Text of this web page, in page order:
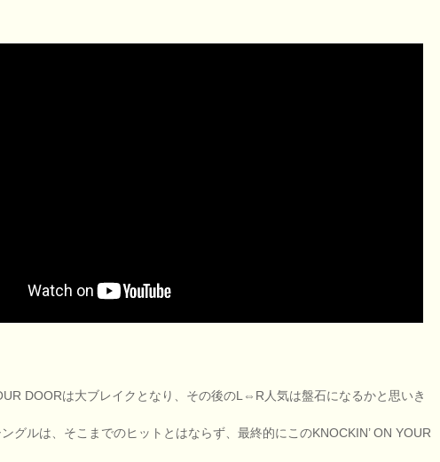
DOORは大ブレイクとなり、その後のL⇔R人気は盤石になるかと思いき
グルは、そこまでのヒットとはならず、最終的にこのKNOCKIN’ ON YOUR